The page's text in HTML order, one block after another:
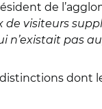
de
visiteurs
n’existait pas
dont